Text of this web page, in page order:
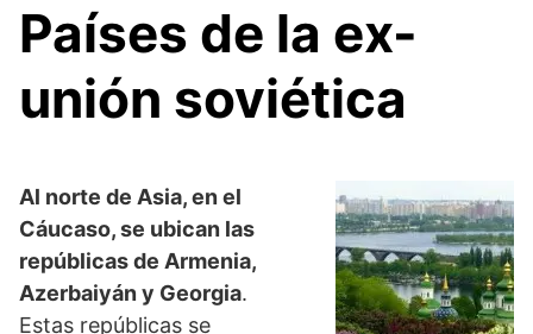
Países de la ex-
unión soviética
Al norte de Asia, en el
Cáucaso, se ubican las
repúblicas de Armenia,
Azerbaiyán y Georgia.
Estas repúblicas se